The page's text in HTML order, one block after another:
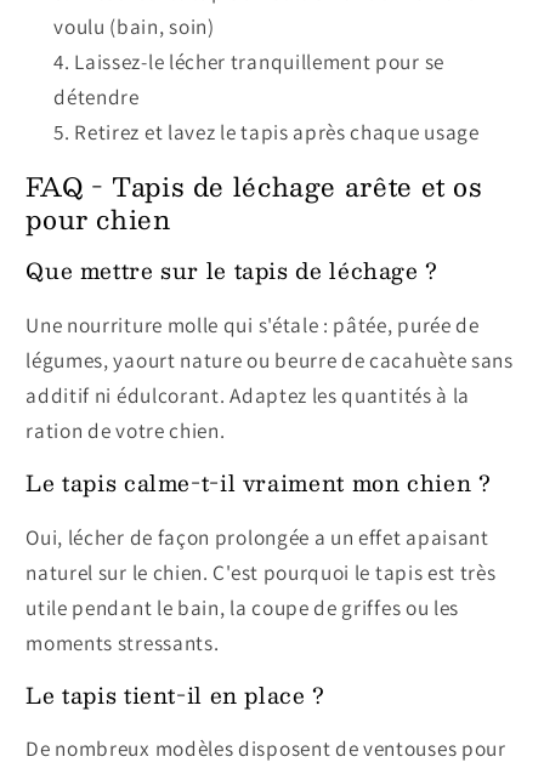
voulu (bain, soin)
Laissez-le lécher tranquillement pour se
détendre
Retirez et lavez le tapis après chaque usage
FAQ - Tapis de léchage arête et os
pour chien
Que mettre sur le tapis de léchage ?
Une nourriture molle qui s'étale : pâtée, purée de
légumes, yaourt nature ou beurre de cacahuète sans
additif ni édulcorant. Adaptez les quantités à la
ration de votre chien.
Le tapis calme-t-il vraiment mon chien ?
Oui, lécher de façon prolongée a un effet apaisant
naturel sur le chien. C'est pourquoi le tapis est très
utile pendant le bain, la coupe de griffes ou les
moments stressants.
Le tapis tient-il en place ?
De nombreux modèles disposent de ventouses pour